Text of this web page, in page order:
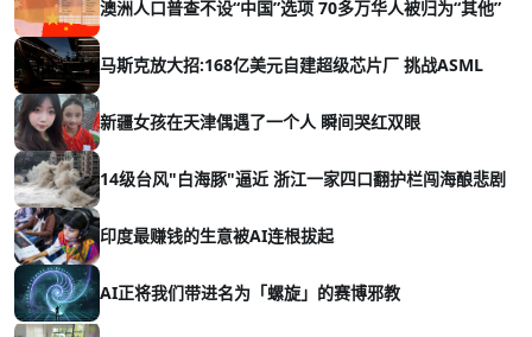
澳洲人口普查不设“中国”选项 70多万华人被归为“其他”
马斯克放大招:168亿美元自建超级芯片厂 挑战ASML
新疆女孩在天津偶遇了一个人 瞬间哭红双眼
14级台风"白海豚"逼近 浙江一家四口翻护栏闯海酿悲剧
印度最赚钱的生意被AI连根拔起
AI正将我们带进名为「螺旋」的赛博邪教